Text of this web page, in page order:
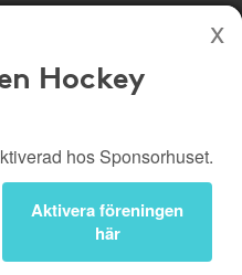
Brinken Hockey
Kampanjer
Logga in
Hockey
hos Sponsorhuset.
Aktivera föreningen
här